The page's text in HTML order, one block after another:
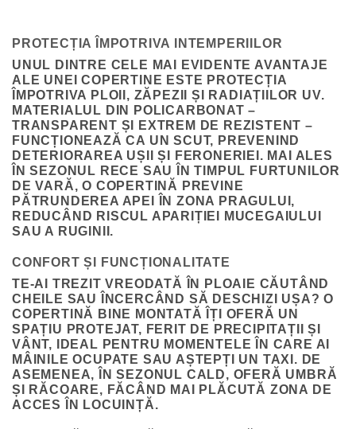
PROTECȚIA ÎMPOTRIVA INTEMPERIILOR
UNUL DINTRE CELE MAI EVIDENTE AVANTAJE
ALE UNEI COPERTINE ESTE PROTECȚIA
ÎMPOTRIVA PLOII, ZĂPEZII ȘI RADIAȚIILOR UV.
MATERIALUL DIN POLICARBONAT –
TRANSPARENT ȘI EXTREM DE REZISTENT –
FUNCȚIONEAZĂ CA UN SCUT, PREVENIND
DETERIORAREA UȘII ȘI FERONERIEI. MAI ALES
ÎN SEZONUL RECE SAU ÎN TIMPUL FURTUNILOR
DE VARĂ, O COPERTINĂ PREVINE
PĂTRUNDEREA APEI ÎN ZONA PRAGULUI,
REDUCÂND RISCUL APARIȚIEI MUCEGAIULUI
SAU A RUGINII.
CONFORT ȘI FUNCȚIONALITATE
TE-AI TREZIT VREODATĂ ÎN PLOAIE CĂUTÂND
CHEILE SAU ÎNCERCÂND SĂ DESCHIZI UȘA? O
COPERTINĂ BINE MONTATĂ ÎȚI OFERĂ UN
SPAȚIU PROTEJAT, FERIT DE PRECIPITAȚII ȘI
VÂNT, IDEAL PENTRU MOMENTELE ÎN CARE AI
MÂINILE OCUPATE SAU AȘTEPȚI UN TAXI. DE
ASEMENEA, ÎN SEZONUL CALD, OFERĂ UMBRĂ
ȘI RĂCOARE, FĂCÂND MAI PLĂCUTĂ ZONA DE
ACCES ÎN LOCUINȚĂ.